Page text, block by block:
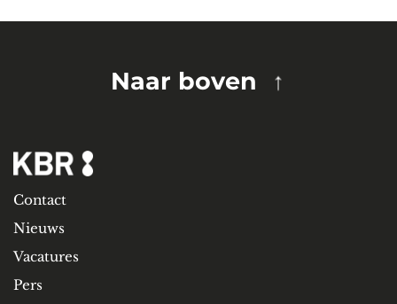
Naar boven
Contact
Nieuws
Vacatures
Pers